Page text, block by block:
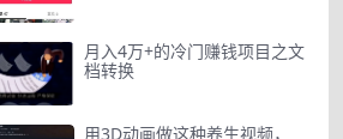
月入4万+的冷门赚钱项目之文
档转换
用3D动画做这种养生视频，